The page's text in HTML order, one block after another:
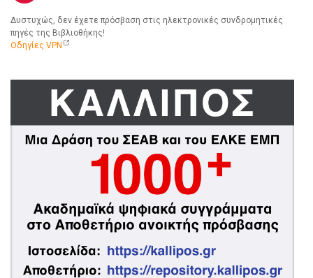
Δυστυχώς, δεν έχετε πρόσβαση στις ηλεκτρονικές συνδρομητικές
πηγές της Βιβλιοθήκης!
Οδηγίες VPN